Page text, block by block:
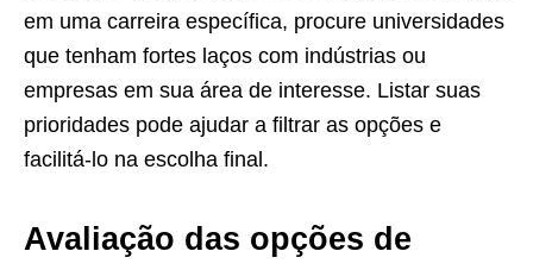
em uma carreira específica, procure universidades
que tenham fortes laços com indústrias ou
empresas em sua área de interesse. Listar suas
prioridades pode ajudar a filtrar as opções e
facilitá-lo na escolha final.
Avaliação das opções de